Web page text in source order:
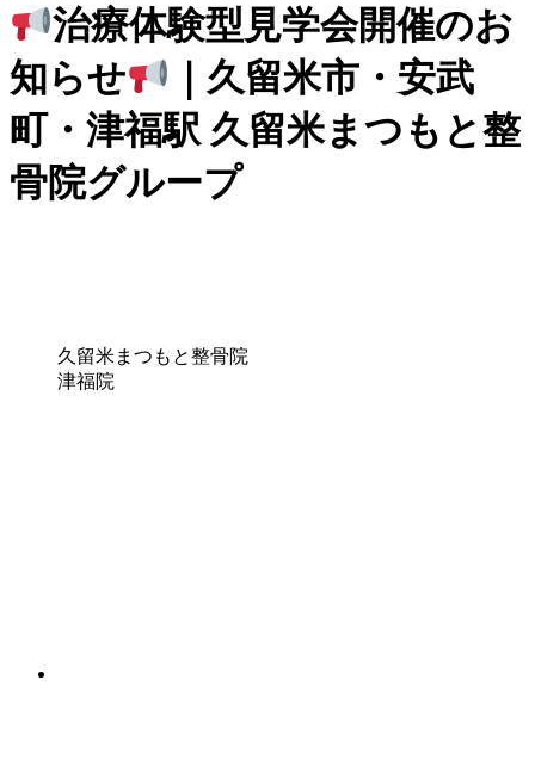
治療体験型見学会開催のお
知らせ
｜久留米市・安武
町・津福駅 久留米まつもと整
骨院グループ
久留米まつもと整骨院
津福院